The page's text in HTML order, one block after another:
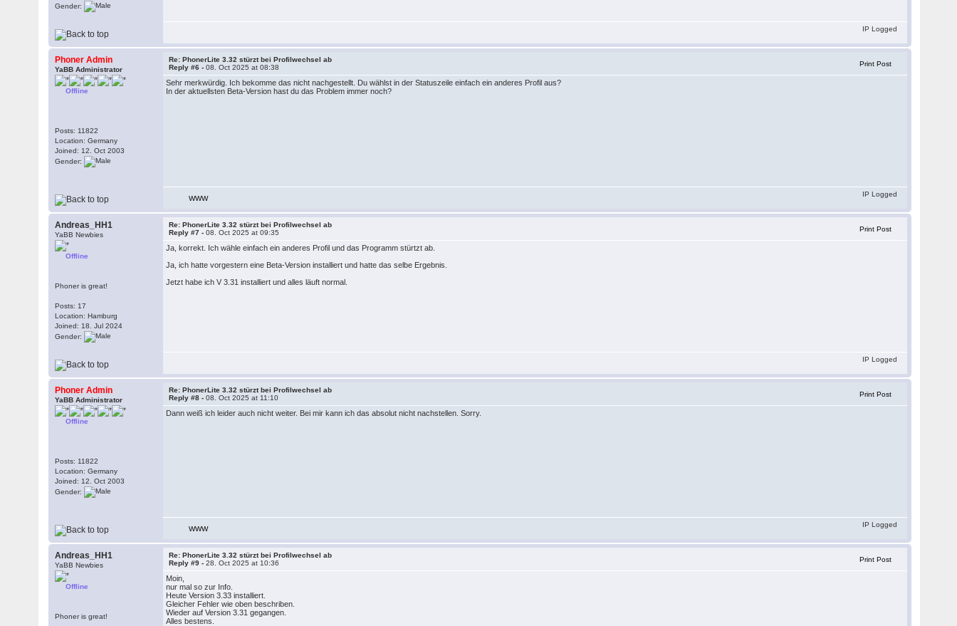
Gender:
IP Logged
Phoner Admin
YaBB Administrator
Offline
Posts: 11822
Location: Germany
Joined: 12. Oct 2003
Gender:
Re: PhonerLite 3.32 stürzt bei Profilwechsel ab
Reply #6 -08. Oct 2025 at 08:38 Print Post
Sehr merkwürdig. Ich bekomme das nicht nachgestellt. Du wählst in der Statuszeile einfach ein anderes Profil aus?
In der aktuellsten Beta-Version hast du das Problem immer noch?
WWW
IP Logged
Andreas_HH1
YaBB Newbies
Offline
Phoner is great!
Posts: 17
Location: Hamburg
Joined: 18. Jul 2024
Gender:
Re: PhonerLite 3.32 stürzt bei Profilwechsel ab
Reply #7 -08. Oct 2025 at 09:35 Print Post
Ja, korrekt. Ich wähle einfach ein anderes Profil und das Programm stürtzt ab.
Ja, ich hatte vorgestern eine Beta-Version installiert und hatte das selbe Ergebnis.
Jetzt habe ich V 3.31 installiert und alles läuft normal.
IP Logged
Phoner Admin
YaBB Administrator
Offline
Posts: 11822
Location: Germany
Joined: 12. Oct 2003
Gender:
Re: PhonerLite 3.32 stürzt bei Profilwechsel ab
Reply #8 -08. Oct 2025 at 11:10 Print Post
Dann weiß ich leider auch nicht weiter. Bei mir kann ich das absolut nicht nachstellen. Sorry.
WWW
IP Logged
Andreas_HH1
YaBB Newbies
Offline
Phoner is great!
Re: PhonerLite 3.32 stürzt bei Profilwechsel ab
Reply #9 -28. Oct 2025 at 10:36 Print Post
Moin,
nur mal so zur Info.
Heute Version 3.33 installiert.
Gleicher Fehler wie oben beschriben.
Wieder auf Version 3.31 gegangen.
Alles bestens.